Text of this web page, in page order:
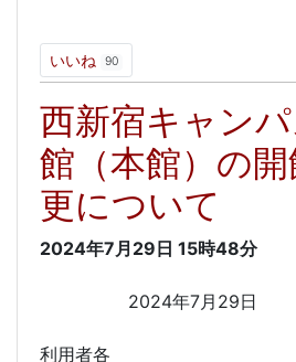
以
いいね 90
西新宿キャン
館（本館）の
更について
2024年7月29日 15時48分
2024年7月29日
利用者各